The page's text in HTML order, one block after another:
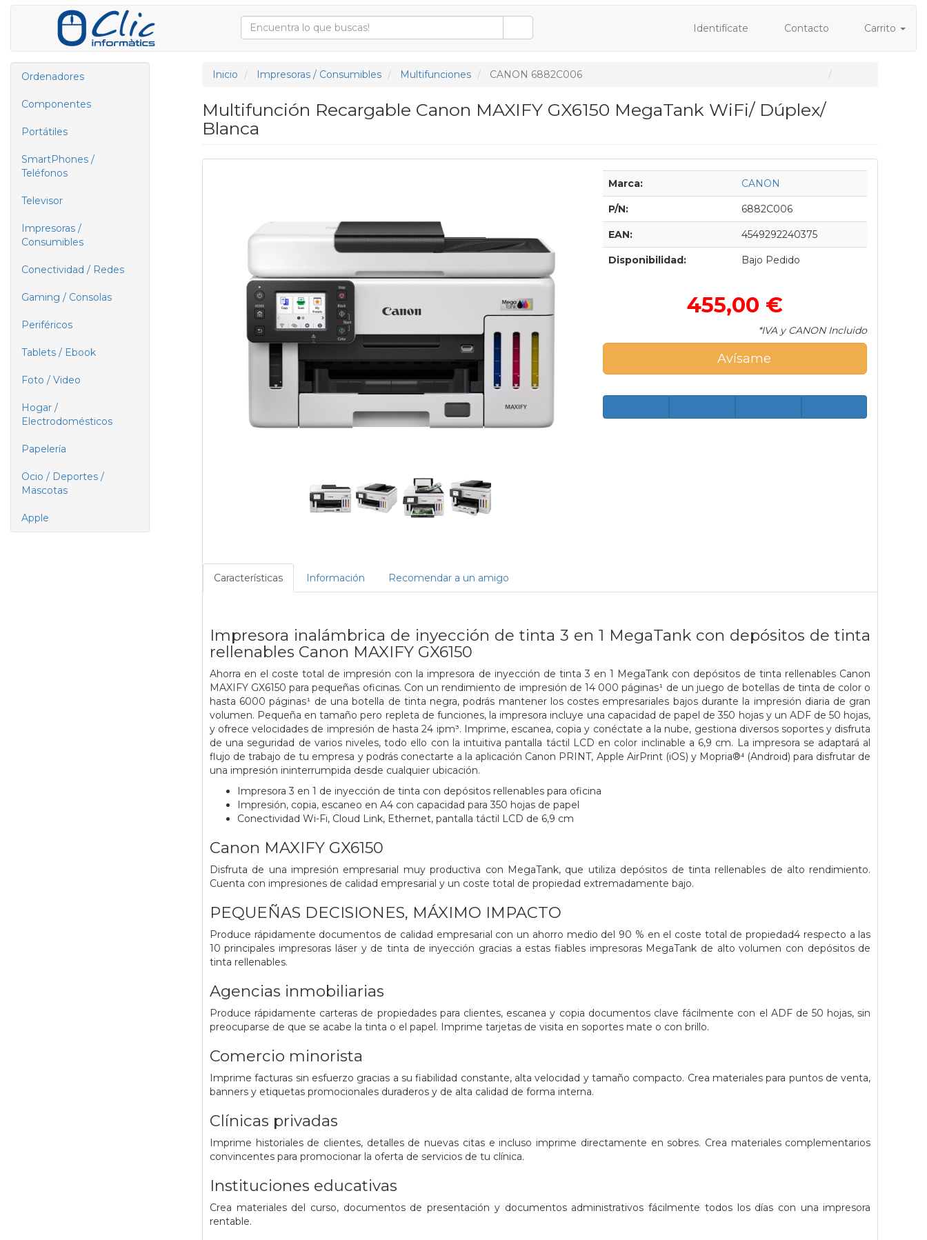
Identifícate Contacto Carrito
Ordenadores
Componentes
Portátiles
SmartPhones /
Teléfonos
Televisor
Impresoras /
Consumibles
Conectividad / Redes
Gaming / Consolas
Periféricos
Tablets / Ebook
Foto / Video
Hogar /
Electrodomésticos
Papelería
Ocio / Deportes /
Mascotas
Apple
Inicio Impresoras / Consumibles Multifunciones CANON 6882C006
Multifunción Recargable Canon MAXIFY GX6150 MegaTank WiFi/ Dúplex/
Blanca
Marca: CANON
P/N: 6882C006
EAN: 4549292240375
Disponibilidad: Bajo Pedido
455,00 €
*IVA y CANON Incluido
Avísame
Características Información Recomendar a un amigo
Impresora inalámbrica de inyección de tinta 3 en 1 MegaTank con depósitos de tinta
rellenables Canon MAXIFY GX6150
Ahorra en el coste total de impresión con la impresora de inyección de tinta 3 en 1 MegaTank con depósitos de tinta rellenables Canon
MAXIFY GX6150 para pequeñas oficinas. Con un rendimiento de impresión de 14 000 páginas¹ de un juego de botellas de tinta de color o
hasta 6000 páginas¹ de una botella de tinta negra, podrás mantener los costes empresariales bajos durante la impresión diaria de gran
volumen. Pequeña en tamaño pero repleta de funciones, la impresora incluye una capacidad de papel de 350 hojas y un ADF de 50 hojas,
y ofrece velocidades de impresión de hasta 24 ipm³. Imprime, escanea, copia y conéctate a la nube, gestiona diversos soportes y disfruta
de una seguridad de varios niveles, todo ello con la intuitiva pantalla táctil LCD en color inclinable a 6,9 cm. La impresora se adaptará al
flujo de trabajo de tu empresa y podrás conectarte a la aplicación Canon PRINT, Apple AirPrint (iOS) y Mopria®⁴ (Android) para disfrutar de
una impresión ininterrumpida desde cualquier ubicación.
Impresora 3 en 1 de inyección de tinta con depósitos rellenables para oficina
Impresión, copia, escaneo en A4 con capacidad para 350 hojas de papel
Conectividad Wi-Fi, Cloud Link, Ethernet, pantalla táctil LCD de 6,9 cm
Canon MAXIFY GX6150
Disfruta de una impresión empresarial muy productiva con MegaTank, que utiliza depósitos de tinta rellenables de alto rendimiento.
Cuenta con impresiones de calidad empresarial y un coste total de propiedad extremadamente bajo.
PEQUEÑAS DECISIONES, MÁXIMO IMPACTO
Produce rápidamente documentos de calidad empresarial con un ahorro medio del 90 % en el coste total de propiedad4 respecto a las
10 principales impresoras láser y de tinta de inyección gracias a estas fiables impresoras MegaTank de alto volumen con depósitos de
tinta rellenables.
Agencias inmobiliarias
Produce rápidamente carteras de propiedades para clientes, escanea y copia documentos clave fácilmente con el ADF de 50 hojas, sin
preocuparse de que se acabe la tinta o el papel. Imprime tarjetas de visita en soportes mate o con brillo.
Comercio minorista
Imprime facturas sin esfuerzo gracias a su fiabilidad constante, alta velocidad y tamaño compacto. Crea materiales para puntos de venta,
banners y etiquetas promocionales duraderos y de alta calidad de forma interna.
Clínicas privadas
Imprime historiales de clientes, detalles de nuevas citas e incluso imprime directamente en sobres. Crea materiales complementarios
convincentes para promocionar la oferta de servicios de tu clínica.
Instituciones educativas
Crea materiales del curso, documentos de presentación y documentos administrativos fácilmente todos los días con una impresora
rentable.